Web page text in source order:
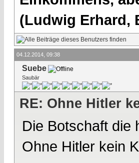
(Ludwig Erhard,
04.12.2014, 09:38
Suebe
Saubär
RE: Ohne Hitler
Die Botschaft die
Ohne Hitler kein